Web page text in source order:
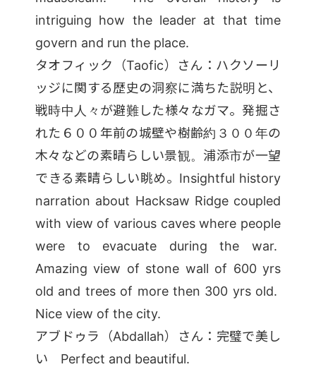
intriguing how the leader at that time
govern and run the place.
タオフィック（Taofic）さん：ハクソーリ
ッジに関する歴史の洞察に満ちた説明と、
戦時中人々が避難した様々なガマ。発掘さ
れた６００年前の城壁や樹齢約３００年の
木々などの素晴らしい景観。浦添市が一望
できる素晴らしい眺め。Insightful history
narration about Hacksaw Ridge coupled
with view of various caves where people
were to evacuate during the war.
Amazing view of stone wall of 600 yrs
old and trees of more then 300 yrs old.
Nice view of the city.
アブドゥラ（Abdallah）さん：完璧で美し
い Perfect and beautiful.